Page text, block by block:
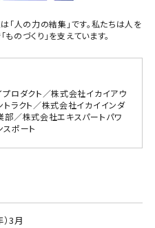
「人の力の結集」です。私たちは人を
のづくり」を支えています。
ロダクト／株式会社イカイアウ
ラクト／株式会社イカイインダ
部／株式会社エキスパートパワ
ポート
3月